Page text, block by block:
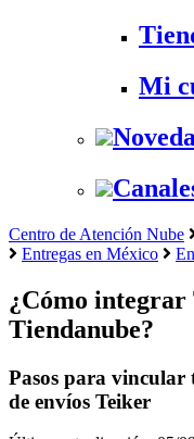
Mi
Centro de Atención Nube
Entregas en México
¿Cómo
Tiendanube?
Pasos para vincular
de envíos Teiker